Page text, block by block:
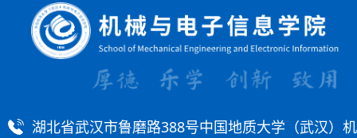
湖北省武汉市鲁磨路388号中国地质大学（武汉）